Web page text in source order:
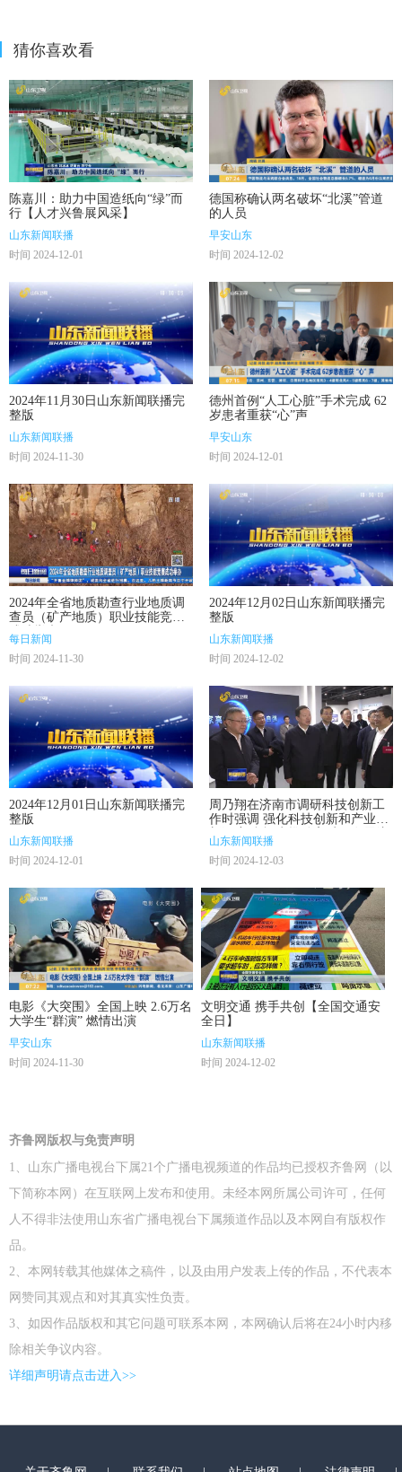
猜你喜欢看
陈嘉川：助力中国造纸向“绿”而
行【人才兴鲁展风采】
山东新闻联播
时间 2024-12-01
德国称确认两名破坏“北溪”管道
的人员
早安山东
时间 2024-12-02
2024年11月30日山东新闻联播完
整版
山东新闻联播
时间 2024-11-30
德州首例“人工心脏”手术完成 62
岁患者重获“心”声
早安山东
时间 2024-12-01
2024年全省地质勘查行业地质调
查员（矿产地质）职业技能竞赛
成功举办
每日新闻
时间 2024-11-30
2024年12月02日山东新闻联播完
整版
山东新闻联播
时间 2024-12-02
2024年12月01日山东新闻联播完
整版
山东新闻联播
时间 2024-12-01
周乃翔在济南市调研科技创新工
作时强调 强化科技创新和产业创
新深度融合 为推动高质量发展注
入强劲动力
山东新闻联播
时间 2024-12-03
电影《大突围》全国上映 2.6万名
大学生“群演” 燃情出演
早安山东
时间 2024-11-30
文明交通 携手共创【全国交通安
全日】
山东新闻联播
时间 2024-12-02
齐鲁网版权与免责声明
1、山东广播电视台下属21个广播电视频道的作品均已授权齐鲁网（以
下简称本网）在互联网上发布和使用。未经本网所属公司许可，任何
人不得非法使用山东省广播电视台下属频道作品以及本网自有版权作
品。
2、本网转载其他媒体之稿件，以及由用户发表上传的作品，不代表本
网赞同其观点和对其真实性负责。
3、如因作品版权和其它问题可联系本网，本网确认后将在24小时内移
除相关争议内容。
详细声明请点击进入>>